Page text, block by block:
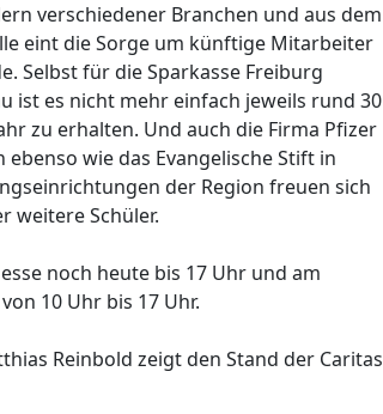
verschiedener Branchen und aus dem
eint die Sorge um künftige Mitarbeiter
Selbst für die Sparkasse Freiburg
ist es nicht mehr einfach jeweils rund 30
zu erhalten. Und auch die Firma Pfizer
wie das Evangelische Stift in
der Region freuen sich
weitere Schüler.
noch heute bis 17 Uhr und am
10 Uhr bis 17 Uhr.
Reinbold zeigt den Stand der Caritas